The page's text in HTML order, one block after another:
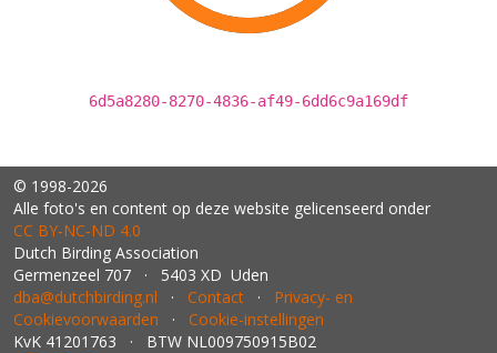
6d5a8280-8270-4836-af49-6dd6c9a169df
© 1998-2026
Alle foto's en content op deze website gelicenseerd onder
CC BY‑NC‑ND 4.0
Dutch Birding Association
Germenzeel 707 · 5403 XD Uden
dba@dutchbirding.nl · Contact · Privacy- en
Cookievoorwaarden · Cookie-instellingen
KvK 41201763 · BTW NL009750915B02